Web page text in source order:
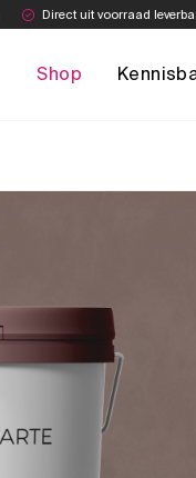
Direct uit voorraad
Shop